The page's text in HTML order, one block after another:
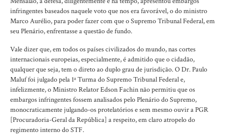
infringentes baseados naquele voto que nos era favorável, o do ministro
Marco Aurélio, para poder fazer com que o Supremo Tribunal Federal, em
seu Plenário, enfrentasse a questão de fundo.
Vale dizer que, em todos os países civilizados do mundo, nas cortes
internacionais europeias, especialmente, é admitido que o cidadão,
qualquer que seja, tem o direto ao duplo grau de jurisdição. O Dr. Paulo
Maluf foi julgado pela 1ª Turma do Supremo Tribunal Federal e,
infelizmente, o Ministro Relator Edson Fachin não permitiu que os
embargos infringentes fossem analisados pelo Plenário do Supremo,
monocraticamente julgando-os protelatórios e sem mesmo ouvir a PGR
[Procuradoria-Geral da República] a respeito, em claro atropelo do
regimento interno do STF.